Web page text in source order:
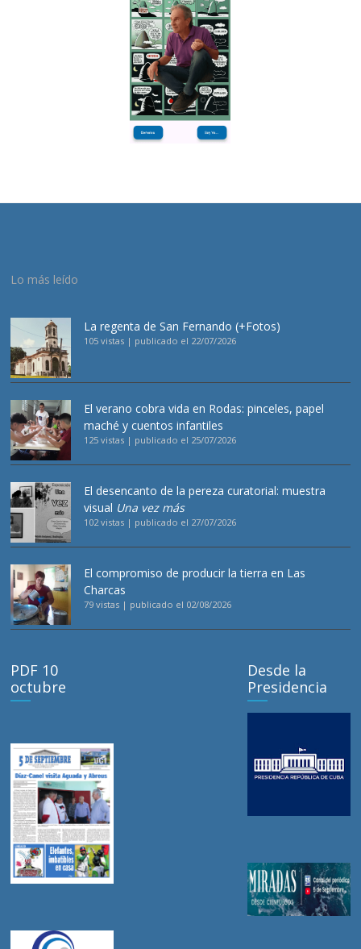
Lo más leído
La regenta de San Fernando (+Fotos)
105 vistas | publicado el 22/07/2026
El verano cobra vida en Rodas: pinceles, papel
maché y cuentos infantiles
125 vistas | publicado el 25/07/2026
El desencanto de la pereza curatorial: muestra
visual Una vez más
102 vistas | publicado el 27/07/2026
El compromiso de producir la tierra en Las
Charcas
79 vistas | publicado el 02/08/2026
PDF 10
octubre
Desde la
Presidencia